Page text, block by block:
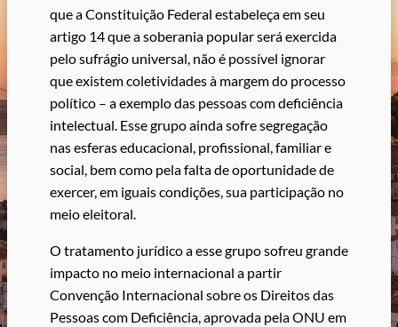
que a Constituição Federal estabeleça em seu
artigo 14 que a soberania popular será exercida
pelo sufrágio universal, não é possível ignorar
que existem coletividades à margem do processo
político – a exemplo das pessoas com deficiência
intelectual. Esse grupo ainda sofre segregação
nas esferas educacional, profissional, familiar e
social, bem como pela falta de oportunidade de
exercer, em iguais condições, sua participação no
meio eleitoral.
O tratamento jurídico a esse grupo sofreu grande
impacto no meio internacional a partir
Convenção Internacional sobre os Direitos das
Pessoas com Deficiência, aprovada pela ONU em